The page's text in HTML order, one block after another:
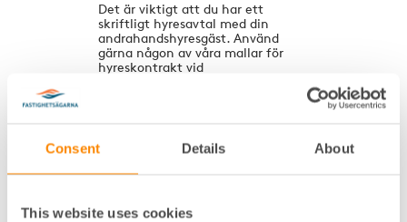
Consent Details About
This website uses cookies
Det är viktigt att du har ett
skriftligt hyresavtal med din
andrahandshyresgäst. Använd
gärna någon av våra mallar för
hyreskontrakt vid
Här hittar du alla mallar för
andrahandsuthyrning